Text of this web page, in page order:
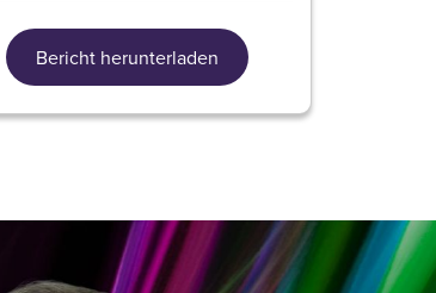
Bericht herunterladen